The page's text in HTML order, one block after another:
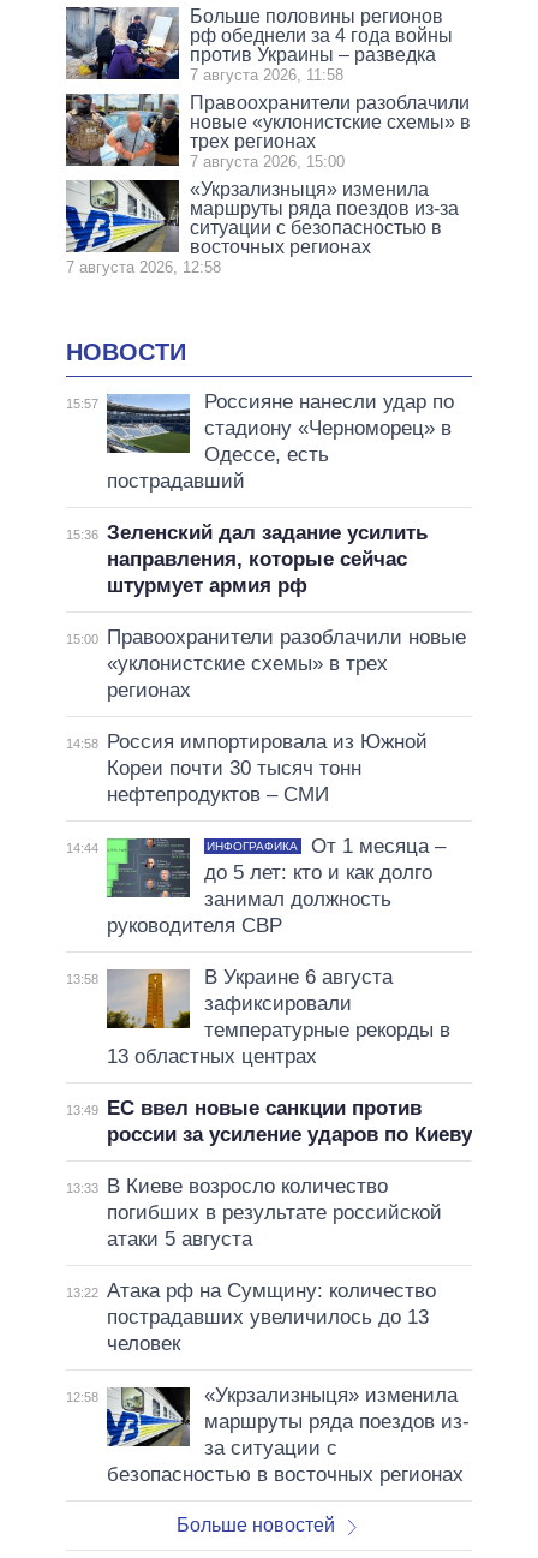
Больше половины регионов
рф обеднели за 4 года войны
против Украины – разведка
7 августа 2026, 11:58
Правоохранители разоблачили
новые «уклонистские схемы» в
трех регионах
7 августа 2026, 15:00
«Укрзализныця» изменила
маршруты ряда поездов из-за
ситуации с безопасностью в
восточных регионах
7 августа 2026, 12:58
НОВОСТИ
15:57
Россияне нанесли удар по
стадиону «Черноморец» в
Одессе, есть
пострадавший
15:36 Зеленский дал задание усилить
направления, которые сейчас
штурмует армия рф
15:00
Правоохранители разоблачили новые
«уклонистские схемы» в трех
регионах
14:58
Россия импортировала из Южной
Кореи почти 30 тысяч тонн
нефтепродуктов – СМИ
14:44 ИНФОГРАФИКА
От 1 месяца –
до 5 лет: кто и как долго
занимал должность
руководителя СВР
13:58
В Украине 6 августа
зафиксировали
температурные рекорды в
13 областных центрах
13:49
ЕС ввел новые санкции против
россии за усиление ударов по Киеву
13:33
В Киеве возросло количество
погибших в результате российской
атаки 5 августа
13:22 Атака рф на Сумщину: количество
пострадавших увеличилось до 13
человек
12:58
«Укрзализныця» изменила
маршруты ряда поездов из-
за ситуации с
безопасностью в восточных регионах
Больше новостей